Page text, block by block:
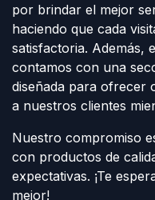
por brindar el mejor
haciendo que cada
satisfactoria. Además,
contamos con una
diseñada para ofrecer
a nuestros clientes
Nuestro compromiso
con productos de
expectativas. ¡Te
mejor!